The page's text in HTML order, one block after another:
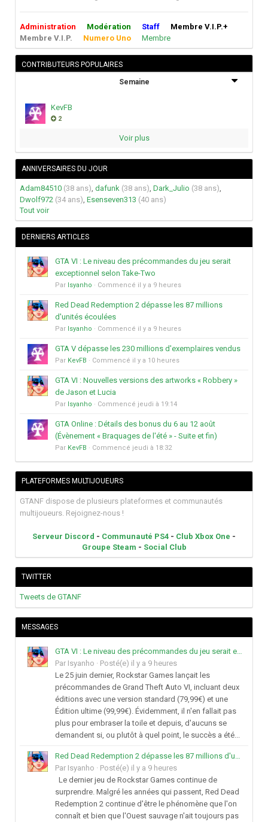
Administration Modération Staff
Membre V.I.P.+
Membre V.I.P.
Numero Uno Membre
CONTRIBUTEURS POPULAIRES
Semaine
KevFB
2
Voir plus
ANNIVERSAIRES DU JOUR
Adam84510 (38 ans), dafunk (38 ans), Dark_Julio (38 ans),
Dwolf972 (34 ans) Esenseven313 (40 ans)
Tout voir
DERNIERS ARTICLES
GTA VI : Le niveau des précommandes du jeu serait
exceptionnel selon Take-Two
Par Isyanho · Commencé il y a 9 heures
Red Dead Redemption 2 dépasse les 87 millions
d'unités écoulées
Par Isyanho · Commencé il y a 9 heures
GTA V dépasse les 230 millions d'exemplaires vendus
Par KevFB · Commencé il y a 10 heures
GTA VI : Nouvelles versions des artworks « Robbery »
de Jason et Lucia
Par Isyanho · Commencé jeudi à 19:14
GTA Online : Détails des bonus du 6 au 12 août
(Évènement « Braquages de l'été » - Suite et fin)
Par KevFB · Commencé jeudi à 18:32
PLATEFORMES MULTIJOUEURS
GTANF dispose de plusieurs plateformes et communautés
multijoueurs. Rejoignez-nous !
Serveur Discord - Communauté PS4 - Club Xbox One -
Groupe Steam - Social Club
TWITTER
Tweets de GTANF
MESSAGES
Par Isyanho · Posté(e) il y a 9 heures
Le 25 juin dernier, Rockstar Games lançait les
précommandes de Grand Theft Auto VI, incluant deux
éditions avec une version standard (79,99€) et une
Édition ultime (99,99€). Évidemment, il n'en fallait pas
plus pour embraser la toile et depuis, d'aucuns se
demandent si, ou plutôt à quel point, le succès a été...
Par Isyanho · Posté(e) il y a 9 heures
Le dernier jeu de Rockstar Games continue de
surprendre. Malgré les années qui passent, Red Dead
Redemption 2 continue d'être le phénomène que l'on
connaît et bien que l'Ouest sauvage n'ait toujours pas